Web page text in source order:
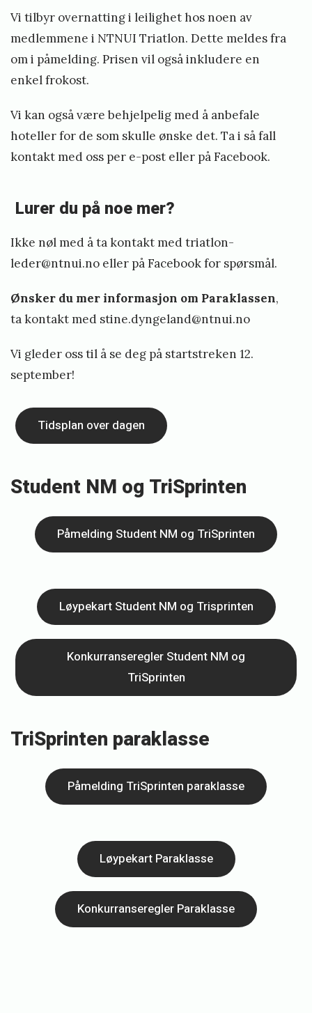
Vi tilbyr overnatting i leilighet hos noen av
medlemmene i NTNUI Triatlon. Dette meldes fra
om i påmelding. Prisen vil også inkludere en
enkel frokost.
Vi kan også være behjelpelig med å anbefale
hoteller for de som skulle ønske det. Ta i så fall
kontakt med oss per e-post eller på Facebook.
Lurer du på noe mer?
Ikke nøl med å ta kontakt med triatlon-
leder@ntnui.no eller på Facebook for spørsmål.
Ønsker du mer informasjon om Paraklassen,
ta kontakt med stine.dyngeland@ntnui.no
Vi gleder oss til å se deg på startstreken 12.
september!
Tidsplan over dagen
Student NM og TriSprinten
Påmelding Student NM og TriSprinten
Løypekart Student NM og Trisprinten
Konkurranseregler Student NM og
TriSprinten
TriSprinten paraklasse
Påmelding TriSprinten paraklasse
Løypekart Paraklasse
Konkurranseregler Paraklasse